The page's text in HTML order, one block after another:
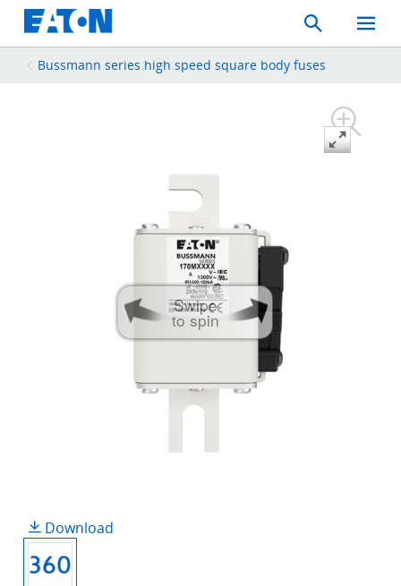
Search
Toggle
Mobile
Bussmann series high speed square body fuses
Swipe
to spin
Download